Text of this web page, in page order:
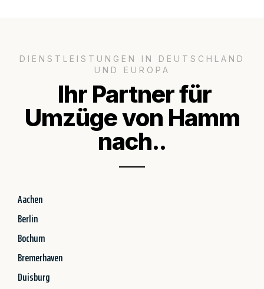
DIENSTLEISTUNGEN IN DEUTSCHLAND
UND EUROPA
Ihr Partner für
Umzüge von Hamm
nach..
Aachen
Berlin
Bochum
Bremerhaven
Duisburg